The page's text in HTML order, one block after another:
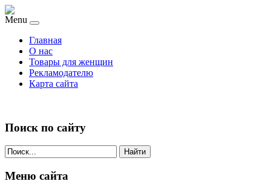
Menu
Главная
О нас
Товары для женщин
Рекламодателю
Карта сайта
Поиск по сайту
Найти
Меню сайта